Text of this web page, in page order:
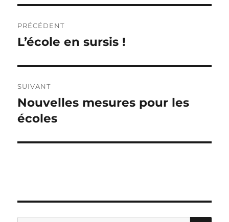
de
PRÉCÉDENT
Publication
L’école en sursis !
SUIVANT
Publication
suivante :
Nouvelles mesures pour les
écoles